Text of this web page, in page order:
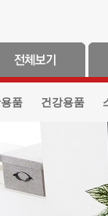
품 건강용품